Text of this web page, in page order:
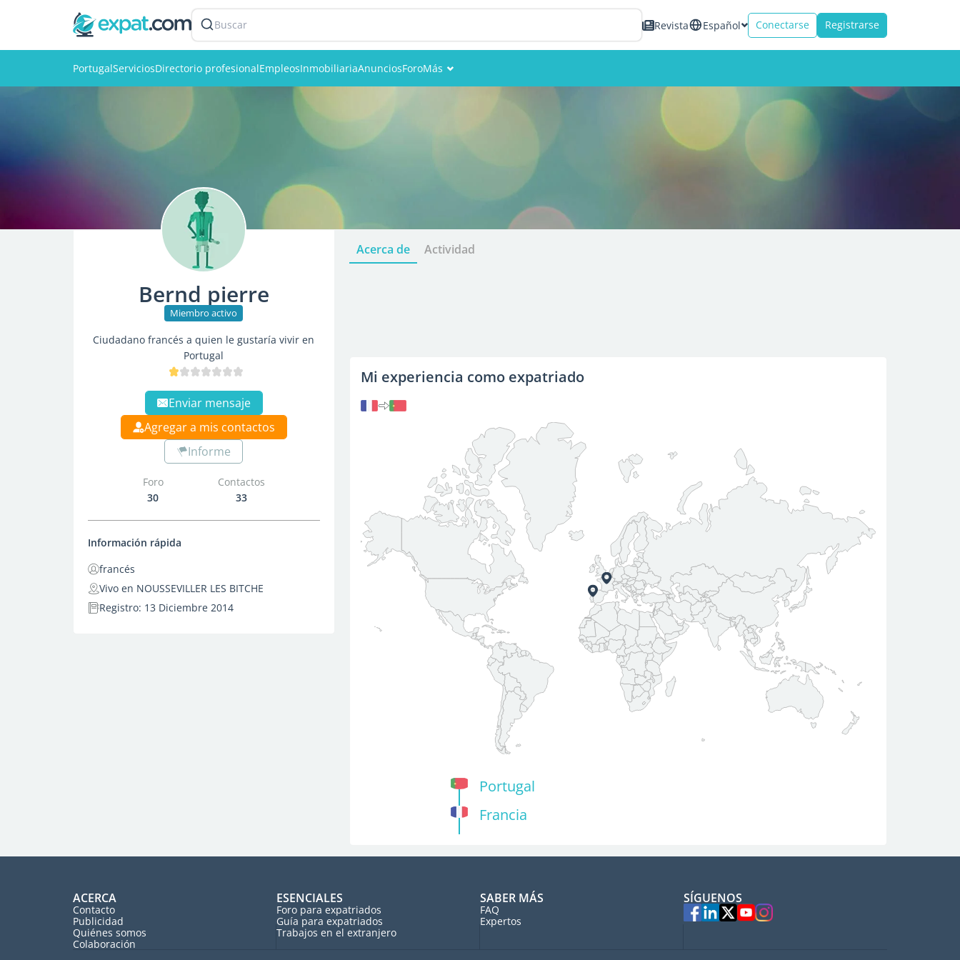
Buscar Revista Español Conectarse Registrarse
PortugalServiciosDirectorio profesionalEmpleosInmobiliariaAnunciosForoMás
Bernd pierre
Miembro activo
Ciudadano francés a quien le gustaría vivir en
Portugal
Enviar mensaje
Agregar a mis contactos
Informe
Foro
30
Contactos
33
Información rápida
francés
Vivo en NOUSSEVILLER LES BITCHE
Registro: 13 Diciembre 2014
Acerca de Actividad
Mi experiencia como expatriado
Portugal
Francia
ACERCA
Contacto
Publicidad
Quiénes somos
Colaboración
ESENCIALES
Foro para expatriados
Guía para expatriados
Trabajos en el extranjero
SABER MÁS
FAQ
Expertos
SÍGUENOS